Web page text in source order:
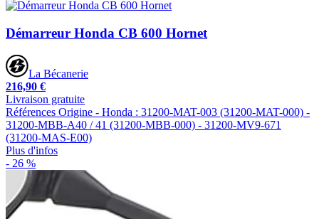
Démarreur Honda CB 600 Hornet
La Bécanerie
216,90 €
Livraison gratuite
Références Origine - Honda : 31200-MAT-003 (31200-MAT-000) -
31200-MBB-A40 / 41 (31200-MBB-000) - 31200-MV9-671
(31200-MAS-E00)
Plus d'infos
- 26 %